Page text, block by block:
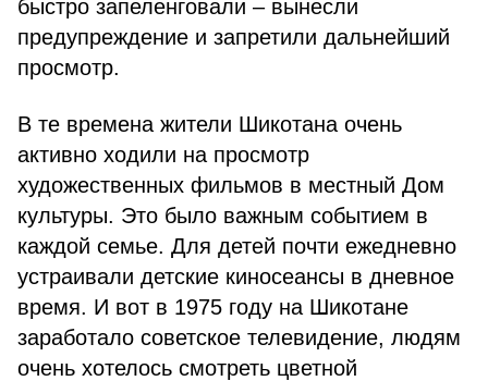
быстро запеленговали – вынесли
предупреждение и запретили дальнейший
просмотр.
В те времена жители Шикотана очень
активно ходили на просмотр
художественных фильмов в местный Дом
культуры. Это было важным событием в
каждой семье. Для детей почти ежедневно
устраивали детские киносеансы в дневное
время. И вот в 1975 году на Шикотане
заработало советское телевидение, людям
очень хотелось смотреть цветной